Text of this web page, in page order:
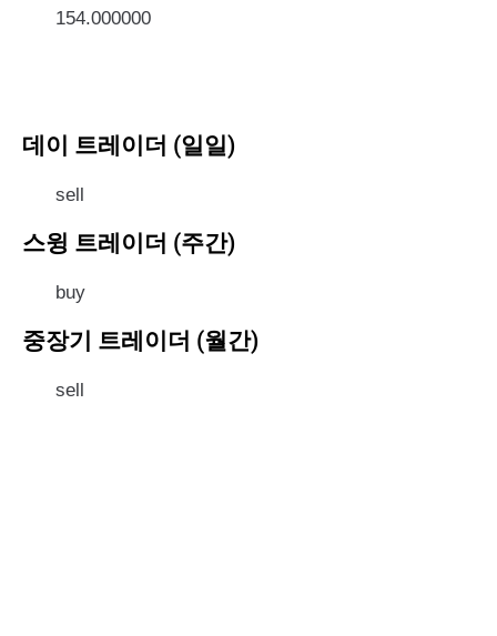
154.000000
데이 트레이더 (일일)
sell
스윙 트레이더 (주간)
buy
중장기 트레이더 (월간)
sell